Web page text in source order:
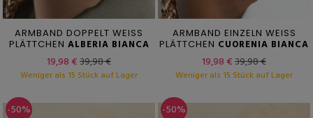
ARMBAND DOPPELT WEISS
PLÄTTCHEN ALBERIA BIANCA
19,98 €39,98 €
Weniger als 15 Stück auf Lager
ARMBAND EINZELN WEISS
PLÄTTCHEN CUORENIA BIANCA
19,98 €39,98 €
Weniger als 15 Stück auf Lager
-50% -50%